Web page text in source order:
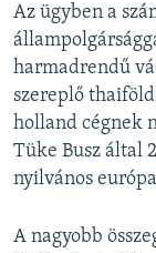
Az ügyben a
harmadrendű
szereplő
holland cégnek
Tüke Busz által
nyilvános
A nagyobb